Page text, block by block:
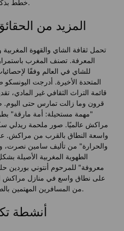
خطط بذكاء وستسير هذه التجربة بسلاسة.
المزيد من
تحمل ثقافة الشاي والقهوة المغربية
للشاي في العالم وفقًا
المتحدة الأخيرة. أدرجت
قائمة التراث الثقافي غير المادي،
قرون وما زالت تمارس حتى اليوم.
"مهمة مستحيلة: أمة مارقة"
مراكش عالميًا. صور ملحمة ريدلي
واسعة النطاق بالقرب من مراكش.
والحرارة" من تأليف سامين نصرت،
الطهوية المغربية الأصيلة
معروفة" للمرحوم أنتوني بوردين
على نطاق واسع في منازل مراكش
من المسافرين المهتمين بالطهي سنويًا في جميع أنحاء العالم.
أنشطة